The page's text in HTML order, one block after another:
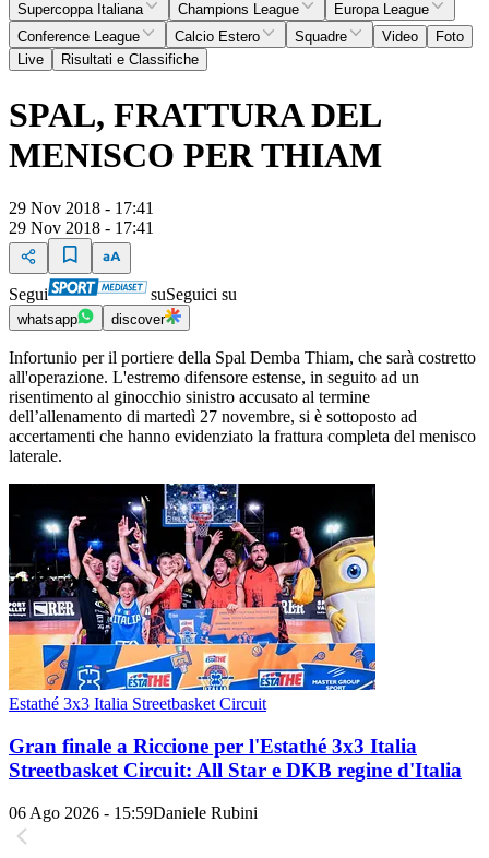
Supercoppa Italiana
Champions League
Europa League
Conference League
Calcio Estero Squadre Video
Foto
Live
Risultati e Classifiche
SPAL, FRATTURA DEL
MENISCO PER THIAM
29 Nov 2018 - 17:41
29 Nov 2018 - 17:41
Segui suSeguici su
whatsapp discover
Infortunio per il portiere della Spal Demba Thiam, che sarà costretto
all'operazione. L'estremo difensore estense, in seguito ad un
risentimento al ginocchio sinistro accusato al termine
dell’allenamento di martedì 27 novembre, si è sottoposto ad
accertamenti che hanno evidenziato la frattura completa del menisco
laterale.
Estathé 3x3 Italia Streetbasket Circuit
Gran finale a Riccione per l'Estathé 3x3 Italia
Streetbasket Circuit: All Star e DKB regine d'Italia
06 Ago 2026 - 15:59Daniele Rubini